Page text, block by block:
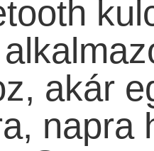
akár
napra